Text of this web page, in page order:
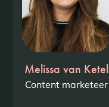
Melissa van Ketel
Content marketeer